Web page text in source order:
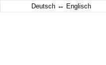
Deutsch ↔ Englisch